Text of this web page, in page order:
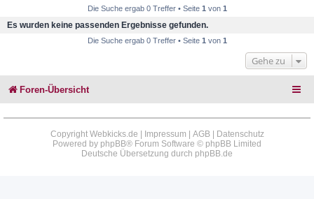
Die Suche ergab 0 Treffer • Seite 1 von 1
Es wurden keine passenden Ergebnisse gefunden.
Die Suche ergab 0 Treffer • Seite 1 von 1
Gehe zu
Foren-Übersicht
Copyright Webkicks.de | Impressum AGB|
Datenschutz
Powered by phpBB® Forum Software © phpBB Limited
Deutsche Übersetzung durch phpBB.de